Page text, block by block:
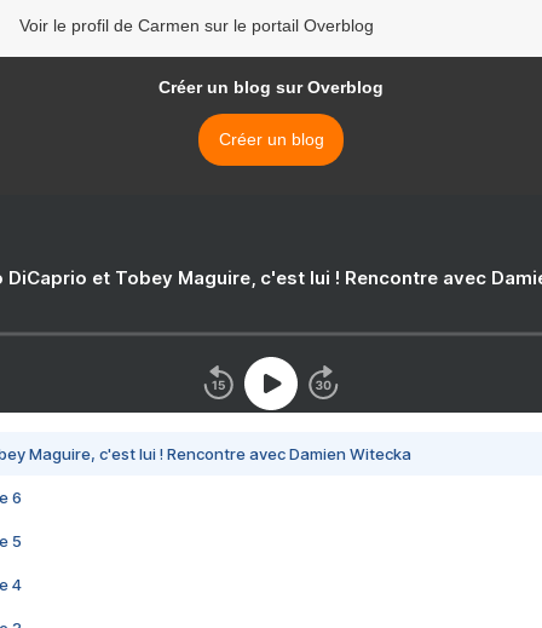
Voir le profil de Carmen sur le portail Overblog
Créer un blog sur Overblog
Créer un blog
DiCaprio et Tobey Maguire, c'est lui ! Rencontre avec
Maguire, c'est lui ! Rencontre avec Damien Witecka
6
5
4